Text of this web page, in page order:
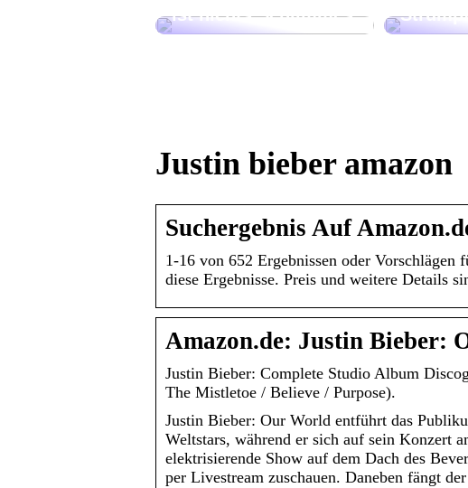
ist nichts Schlimmes
Justin bieber amazon
Suchergebnis Auf
1-16 von 652 Ergebnissen oder
diese Ergebnisse. Preis und weitere Details
Amazon.de: Justin Bieber:
Justin Bieber: Complete Studio Album
The Mistletoe / Believe / Purpose).
Justin Bieber: Our World entführt das
Weltstars, während er sich auf sein Konzert
elektrisierende Show auf dem Dach des
per Livestream zuschauen. Daneben fängt